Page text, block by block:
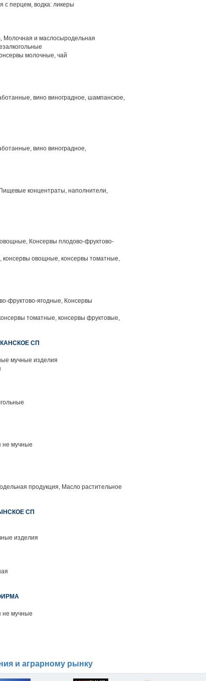
с перцем, водка: ликеры
Молочная и маслосыродельная
молочные, чай
вино виноградное, шампанское,
вино виноградное,
концентраты, наполнители,
Консервы плодово-фруктово-
консервы овощные, консервы томатные,
фруктово-ягодные, Консервы
томатные, консервы фруктовые,
СП
мучные изделия
не мучные
продукция, Масло растительное
СП
изделия
не мучные
и аграрному рынку